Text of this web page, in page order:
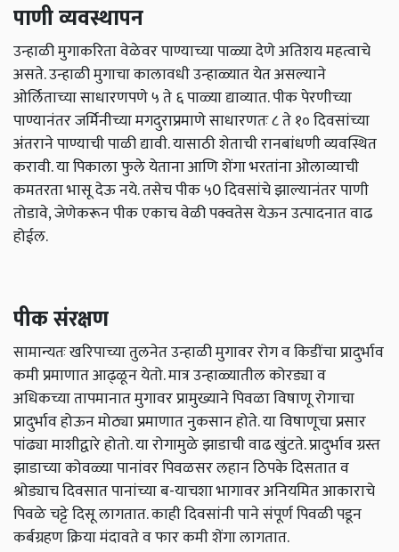
पाणी व्यवस्थापन
उन्हाळी मुगाकरिता वेळेवर पाण्याच्या पाळ्या देणे अतिशय महत्वाचे
असते. उन्हाळी मुगाचा कालावधी उन्हाळ्यात येत असल्याने
ओर्लिताच्या साधारणपणे ५ ते ६ पाळ्या द्याव्यात. पीक पेरणीच्या
पाण्यानंतर जर्मिनीच्या मगदुराप्रमाणे साधारणतः ८ ते १० दिवसांच्या
अंतराने पाण्याची पाळी द्यावी. यासाठी शेताची रानबांधणी व्यवस्थित
करावी. या पिकाला फुले येताना आणि शेंगा भरतांना ओलाव्याची
कमतरता भासू देऊ नये. तसेच पीक ५0 दिवसांचे झाल्यानंतर पाणी
तोडावे, जेणेकरून पीक एकाच वेळी पक्वतेस येऊन उत्पादनात वाढ
होईल.
पीक संरक्षण
सामान्यतः खरिपाच्या तुलनेत उन्हाळी मुगावर रोग व किडींचा प्रादुर्भाव
कमी प्रमाणात आढ्ळून येतो. मात्र उन्हाळ्यातील कोरड्या व
अधिकच्या तापमानात मुगावर प्रामुख्याने पिवळा विषाणू रोगाचा
प्रादुर्भाव होऊन मोठ्या प्रमाणात नुकसान होते. या विषाणूचा प्रसार
पांढ्या माशीद्वारे होतो. या रोगामुळे झाडाची वाढ खुंटते. प्रादुर्भाव ग्रस्त
झाडाच्या कोवळ्या पानांवर पिवळसर लहान ठिपके दिसतात व
श्रोड्याच दिवसात पानांच्या ब-याचशा भागावर अनियमित आकाराचे
पिवळे चट्टे दिसू लागतात. काही दिवसांनी पाने संपूर्ण पिवळी पडून
कर्बग्रहण क्रिया मंदावते व फार कमी शेंगा लागतात.